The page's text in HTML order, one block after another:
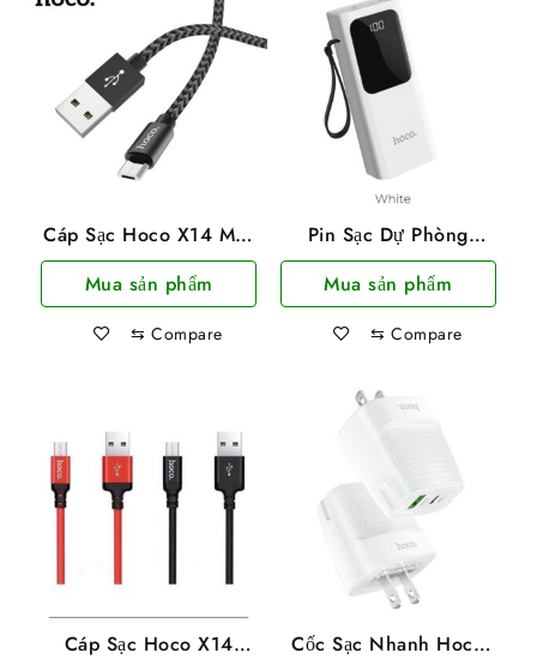
Cáp Sạc Hoco X14 Max
3A Cổng Micro Dây Dài
2m
Mua sản phẩm
⇆ Compare
Pin Sạc Dự Phòng
Hoco J41 10000mah
Có LCD Và 3 Cổng Sạc
Mua sản phẩm
⇆ Compare
Cáp Sạc Hoco X14
Cốc Sạc Nhanh Hoco